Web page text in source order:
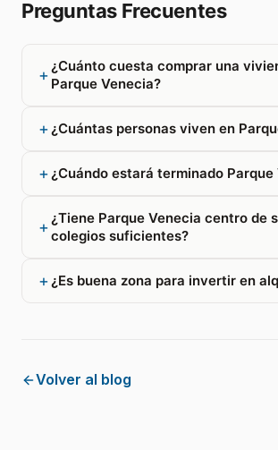
Preguntas Frecuentes
¿Cuánto cuesta comprar una
Parque Venecia?
¿Cuántas personas viven en
¿Cuándo estará terminado Parque
¿Tiene Parque Venecia centro de
colegios suficientes?
¿Es buena zona para invertir en
Volver al blog